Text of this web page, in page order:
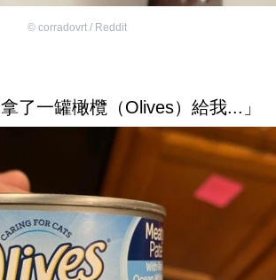
© corradovrt / Reddit
了一罐橄欖（Olives）給我...」